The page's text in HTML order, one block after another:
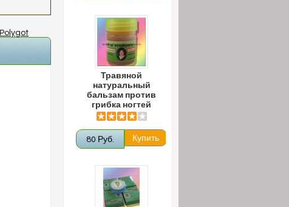
Травяной
натуральный
бальзам против
грибка ногтей
80 Руб.
Polygot